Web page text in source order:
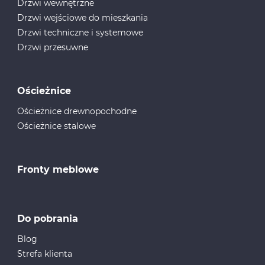
Drzwi wewnętrzne
Drzwi wejściowe do mieszkania
Drzwi techniczne i systemowe
Drzwi przesuwne
Ościeżnice
Ościeżnice drewnopochodne
Ościeżnice stalowe
Fronty meblowe
Do pobrania
Blog
Strefa klienta